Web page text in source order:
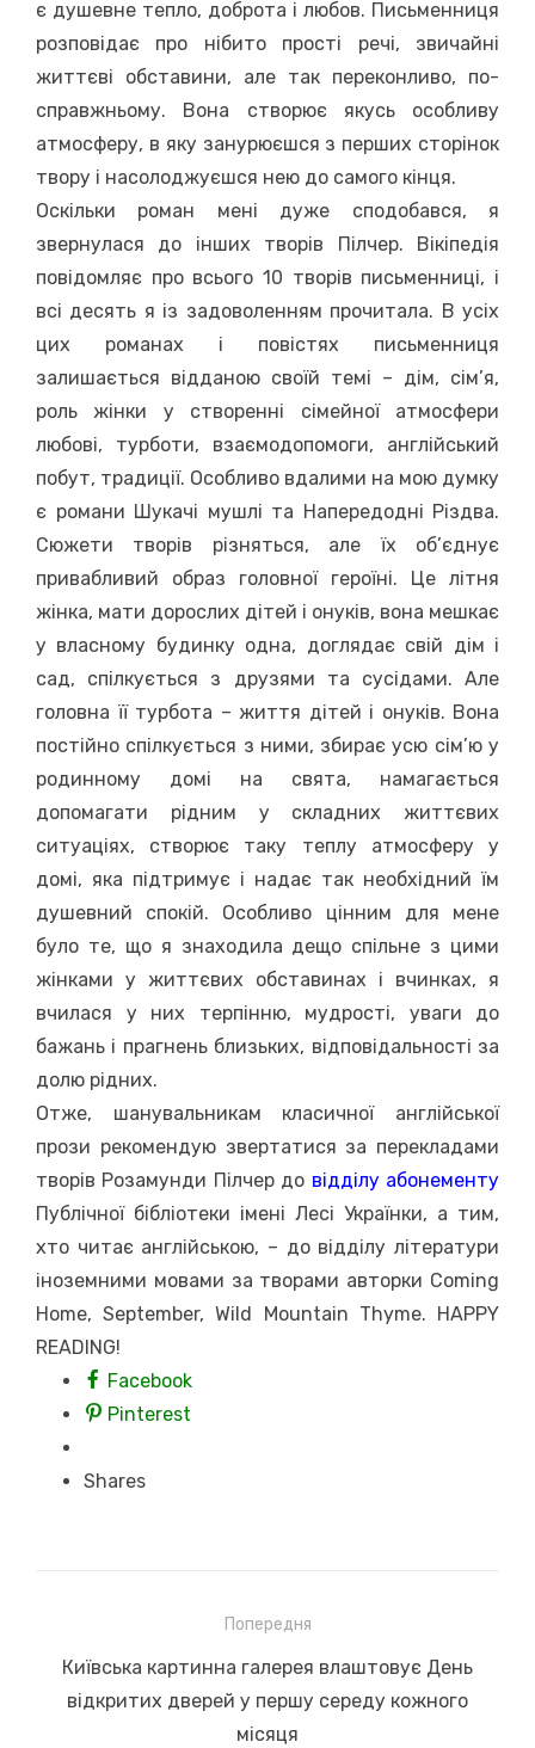
є душевне тепло, доброта і любов. Письменниця
розповідає про нібито прості речі, звичайні
життєві обставини, але так переконливо, по-
справжньому. Вона створює якусь особливу
атмосферу, в яку занурюєшся з перших сторінок
твору і насолоджуєшся нею до самого кінця.
Оскільки роман мені дуже сподобався, я
звернулася до інших творів Пілчер. Вікіпедія
повідомляє про всього 10 творів письменниці, і
всі десять я із задоволенням прочитала. В усіх
цих романах і повістях письменниця
залишається відданою своїй темі – дім, сім’я,
роль жінки у створенні сімейної атмосфери
любові, турботи, взаємодопомоги, англійський
побут, традиції. Особливо вдалими на мою думку
є романи Шукачі мушлі та Напередодні Різдва.
Сюжети творів різняться, але їх об’єднує
привабливий образ головної героїні. Це літня
жінка, мати дорослих дітей і онуків, вона мешкає
у власному будинку одна, доглядає свій дім і
сад, спілкується з друзями та сусідами. Але
головна її турбота – життя дітей і онуків. Вона
постійно спілкується з ними, збирає усю сім’ю у
родинному домі на свята, намагається
допомагати рідним у складних життєвих
ситуаціях, створює таку теплу атмосферу у
домі, яка підтримує і надає так необхідний їм
душевний спокій. Особливо цінним для мене
було те, що я знаходила дещо спільне з цими
жінками у життєвих обставинах і вчинках, я
вчилася у них терпінню, мудрості, уваги до
бажань і прагнень близьких, відповідальності за
долю рідних.
Отже, шанувальникам класичної англійської
прози рекомендую звертатися за перекладами
творів Розамунди Пілчер до відділу абонементу
Публічної бібліотеки імені Лесі Українки, а тим,
хто читає англійською, – до відділу літератури
іноземними мовами за творами авторки Coming
Home, September, Wild Mountain Thyme. HAPPY
READING!
Facebook
Pinterest
Shares
записів
Попередня
Previous
post:
Київська картинна галерея влаштовує День
відкритих дверей у першу середу кожного
місяця